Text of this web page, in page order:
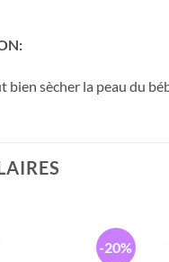
bien sècher la peau du
-20%